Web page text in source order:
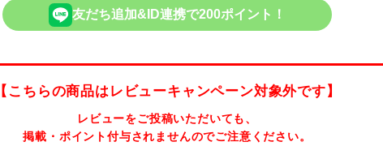
友だち追加&ID連携で200ポイント！
【こちらの商品はレビューキャンペーン対象外です】
レビューをご投稿いただいても、
掲載・ポイント付与されませんのでご注意ください。